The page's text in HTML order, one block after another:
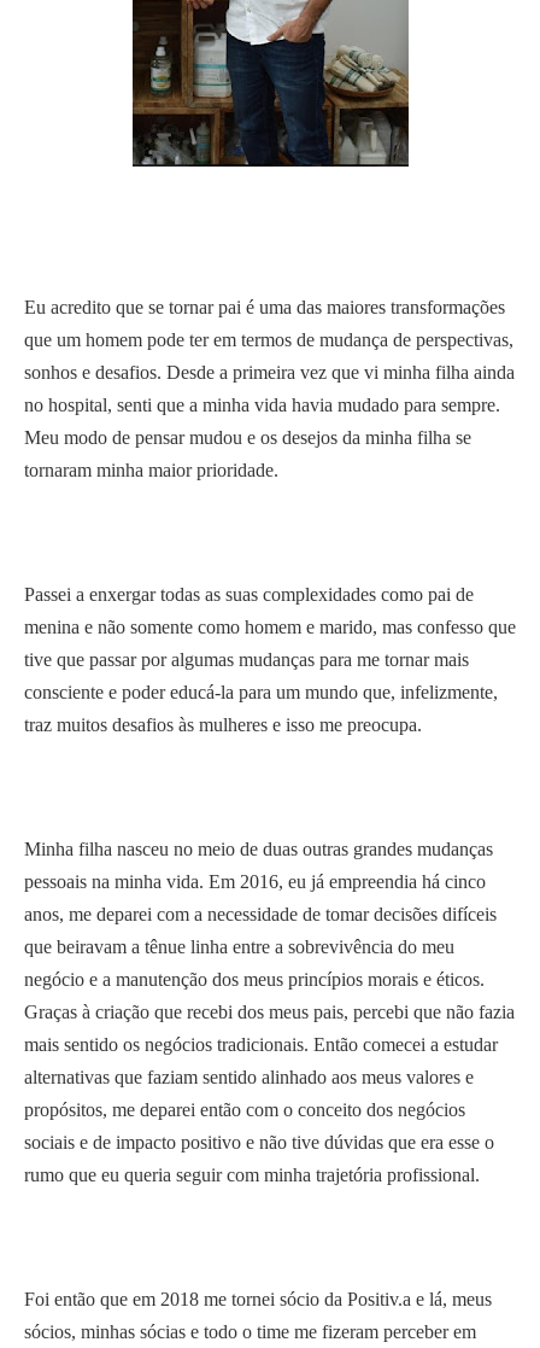
Eu acredito que se tornar pai é uma das maiores transformações
que um homem pode ter em termos de mudança de perspectivas,
sonhos e desafios. Desde a primeira vez que vi minha filha ainda
no hospital, senti que a minha vida havia mudado para sempre.
Meu modo de pensar mudou e os desejos da minha filha se
tornaram minha maior prioridade.
Passei a enxergar todas as suas complexidades como pai de
menina e não somente como homem e marido, mas confesso que
tive que passar por algumas mudanças para me tornar mais
consciente e poder educá-la para um mundo que, infelizmente,
traz muitos desafios às mulheres e isso me preocupa.
Minha filha nasceu no meio de duas outras grandes mudanças
pessoais na minha vida. Em 2016, eu já empreendia há cinco
anos, me deparei com a necessidade de tomar decisões difíceis
que beiravam a tênue linha entre a sobrevivência do meu
negócio e a manutenção dos meus princípios morais e éticos.
Graças à criação que recebi dos meus pais, percebi que não fazia
mais sentido os negócios tradicionais. Então comecei a estudar
alternativas que faziam sentido alinhado aos meus valores e
propósitos, me deparei então com o conceito dos negócios
sociais e de impacto positivo e não tive dúvidas que era esse o
rumo que eu queria seguir com minha trajetória profissional.
Foi então que em 2018 me tornei sócio da Positiv.a e lá, meus
sócios, minhas sócias e todo o time me fizeram perceber em